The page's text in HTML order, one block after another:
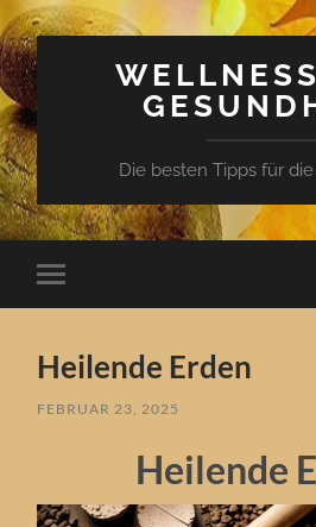
Die besten Tipps für
Mobile-
Menü
Heilende Erden
FEBRUAR 23, 2025
Heilende